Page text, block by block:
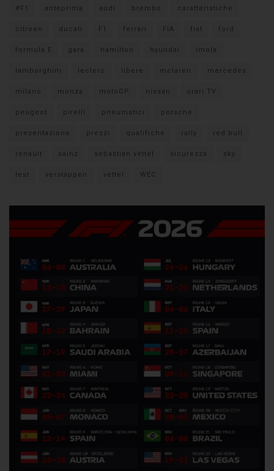
#F1 anteprima audi brembo caratteristiche
citroen ducati F1 ferrari FIA fiat ford
formula E gara hamilton hyundai imola
lamborghini leclerc libere mclaren mercedes
milano monza motoGP nissan orari TV
peugeot pirelli pneumatici porsche
presentazione prezzi qualifiche rally red bull
renault sainz sebastian vettel sicurezza sky
test verstappen vettel WEC